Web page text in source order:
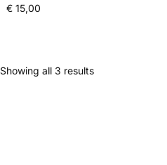
€ 15,00
Showing all 3 results